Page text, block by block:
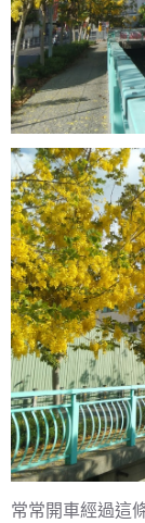
常常開車經過這